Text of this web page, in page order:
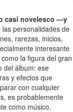
casi novelesco —y
las personalidades de
rarezas, inicios,
interesante
la figura del gran
del álbum: ese
y efectos que
con cualquier
es probablemente
como músico.